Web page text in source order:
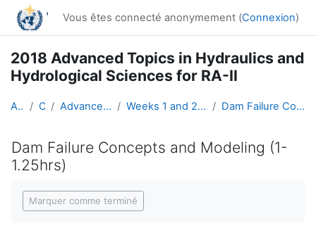
Passer au contenu principal
Vous êtes connecté anonymement (Connexion)
2018 Advanced Topics in Hydraulics and
Hydrological Sciences for RA-II
Accueil Cours Advanced Hydro Course-2018 Weeks 1 and 2: Hydraulics (19 March - 1 April) Dam Failure Concepts and Modeling (1-1.25hrs)
Dam Failure Concepts and Modeling (1-
1.25hrs)
Marquer comme terminé